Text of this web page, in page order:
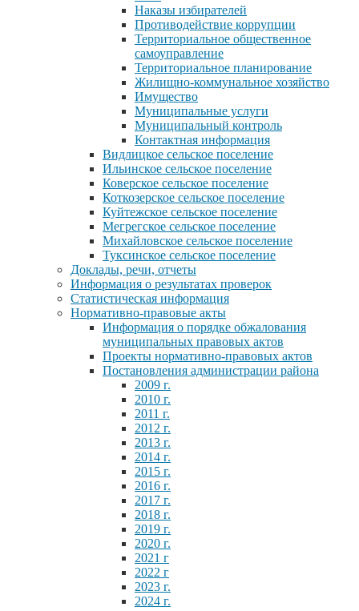
Наказы избирателей
Противодействие коррупции
Территориальное общественное
самоуправление
Территориальное планирование
Жилищно-коммунальное хозяйство
Имущество
Муниципальные услуги
Муниципальный контроль
Контактная информация
Видлицкое сельское поселение
Ильинское сельское поселение
Коверское сельское поселение
Коткозерское сельское поселение
Куйтежское сельское поселение
Мегрегское сельское поселение
Михайловское сельское поселение
Туксинское сельское поселение
Доклады, речи, отчеты
Информация о результатах проверок
Статистическая информация
Нормативно-правовые акты
Информация о порядке обжалования
муниципальных правовых актов
Проекты нормативно-правовых актов
Постановления администрации района
2009 г.
2010 г.
2011 г.
2012 г.
2013 г.
2014 г.
2015 г.
2016 г.
2017 г.
2018 г.
2019 г.
2020 г.
2021 г
2022 г
2023 г.
2024 г.